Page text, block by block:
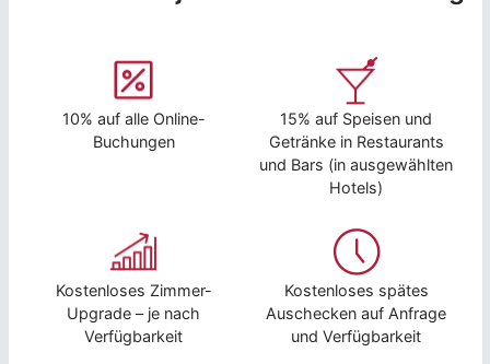
10% auf alle Online-
Buchungen
15% auf Speisen und
Getränke in Restaurants
und Bars (in ausgewählten
Hotels)
Kostenloses Zimmer-
Upgrade – je nach
Verfügbarkeit
Kostenloses spätes
Auschecken auf Anfrage
und Verfügbarkeit